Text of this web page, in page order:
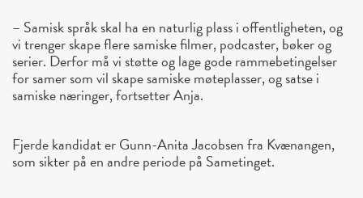
– Samisk språk skal ha en naturlig plass i offentligheten, og
vi trenger skape flere samiske filmer, podcaster, bøker og
serier. Derfor må vi støtte og lage gode rammebetingelser
for samer som vil skape samiske møteplasser, og satse i
samiske næringer, fortsetter Anja.
Fjerde kandidat er Gunn-Anita Jacobsen fra Kvænangen,
som sikter på en andre periode på Sametinget.